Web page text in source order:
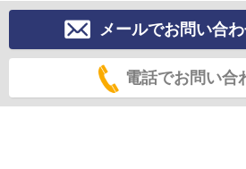
メールでお問い合
電話でお問い合